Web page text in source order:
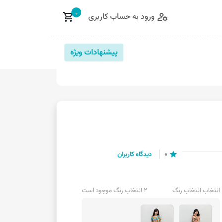
manage_accounts ورود به حساب کاربری shopping_cart0
پیشنهادات ویژه
star
0 دیدگاه کاربران
انتخاب انتخاب رنگ 2 انتخاب رنگ موجود است